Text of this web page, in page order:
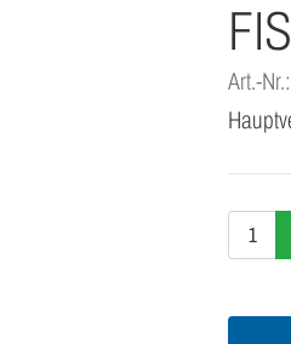
Art.-